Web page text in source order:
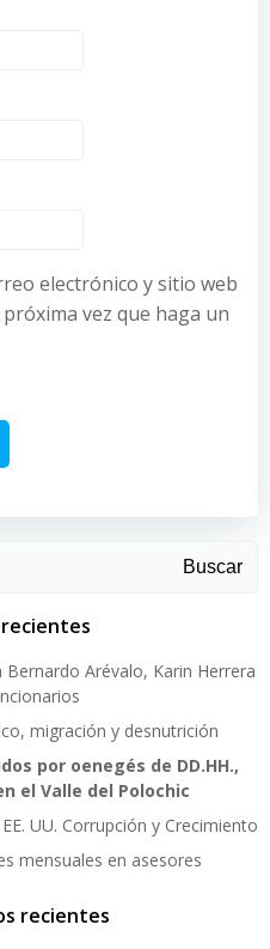
electrónico y sitio web
vez que haga un
Buscar
Arévalo, Karin Herrera
migración y desnutrición
por oenegés de DD.HH.,
el Valle del Polochic
UU. Corrupción y Crecimiento
mensuales en asesores
recientes